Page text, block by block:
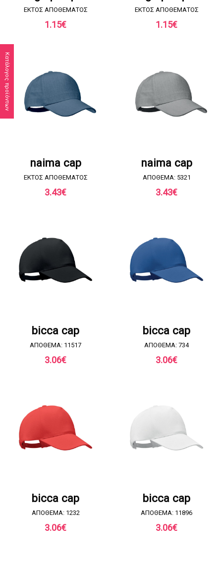
Κατάλογος προϊόντων
EKTOΣ ΑΠΟΘΕΜΑΤΟΣ
1.15€
EKTOΣ ΑΠΟΘΕΜΑΤΟΣ
1.15€
naima cap
EKTOΣ ΑΠΟΘΕΜΑΤΟΣ
3.43€
naima cap
ΑΠΟΘΕΜΑ: 5321
3.43€
bicca cap
ΑΠΟΘΕΜΑ: 11517
3.06€
bicca cap
ΑΠΟΘΕΜΑ: 734
3.06€
bicca cap
ΑΠΟΘΕΜΑ: 1232
3.06€
bicca cap
ΑΠΟΘΕΜΑ: 11896
3.06€